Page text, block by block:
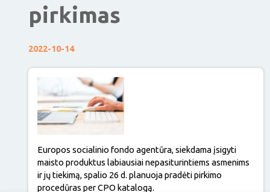
pirkimas
2022-10-14
Europos socialinio fondo agentūra, siekdama įsigyti
maisto produktus labiausiai nepasiturintiems asmenims
ir jų tiekimą, spalio 26 d. planuoja pradėti pirkimo
procedūras per CPO katalogą.